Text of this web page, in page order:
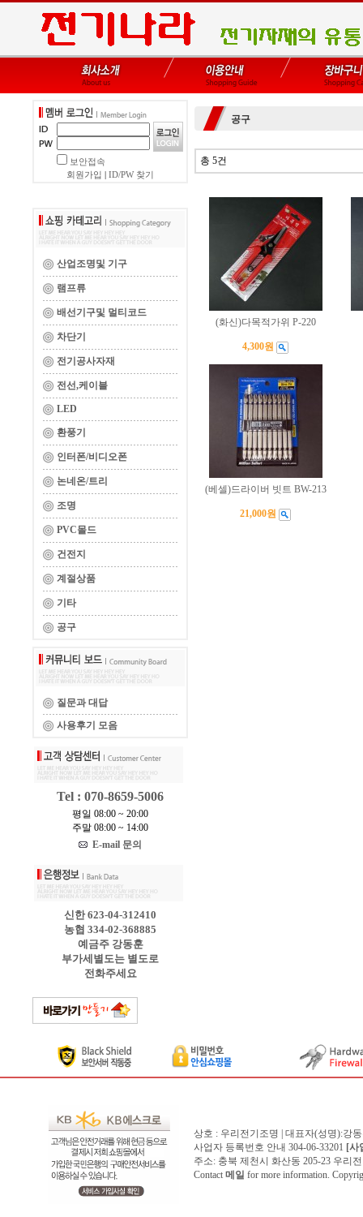
보안접속
회원가입
ID/PW 찾기
산업조명및 기구
램프류
배선기구및 멀티코드
차단기
전기공사자재
전선,케이블
LED
환풍기
인터폰/비디오폰
논네온/트리
조명
PVC몰드
건전지
계절상품
기타
공구
질문과 대답
사용후기 모음
Tel : 070-8659-5006
평일 08:00 ~ 20:00
주말 08:00 ~ 14:00
E-mail 문의
신한 623-04-312410
농협 334-02-368885
예금주 강동훈
부가세별도는 별도로
전화주세요
공구
총 5건
(화신)다목적가위 P-220
4,300원
(베셀)드라이버 빗트 BW-213
21,000원
상호 : 우리전기조명 | 대표자(성명):강
사업자 등록번호 안내 304-06-33201 [사
주소: 충북 제천시 화산동 205-23 우리
Contact 메일 for more information.